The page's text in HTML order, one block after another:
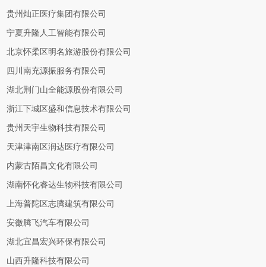
贵州灿正医疗集团有限公司
宁夏升隆人工智能有限公司
北京怀柔区明名旅游股份有限公司
四川南充源振服务有限公司
湖北荆门山全能源股份有限公司
浙江下城区盛和信息技术有限公司
贵州天宇生物科技有限公司
天津津南区润达医疗有限公司
内蒙古陌昌文化有限公司
湖南怀化睿达生物科技有限公司
上海普陀区志腾建筑有限公司
安徽腾飞汽车有限公司
湖北宜昌宏兴环保有限公司
山西升隆科技有限公司